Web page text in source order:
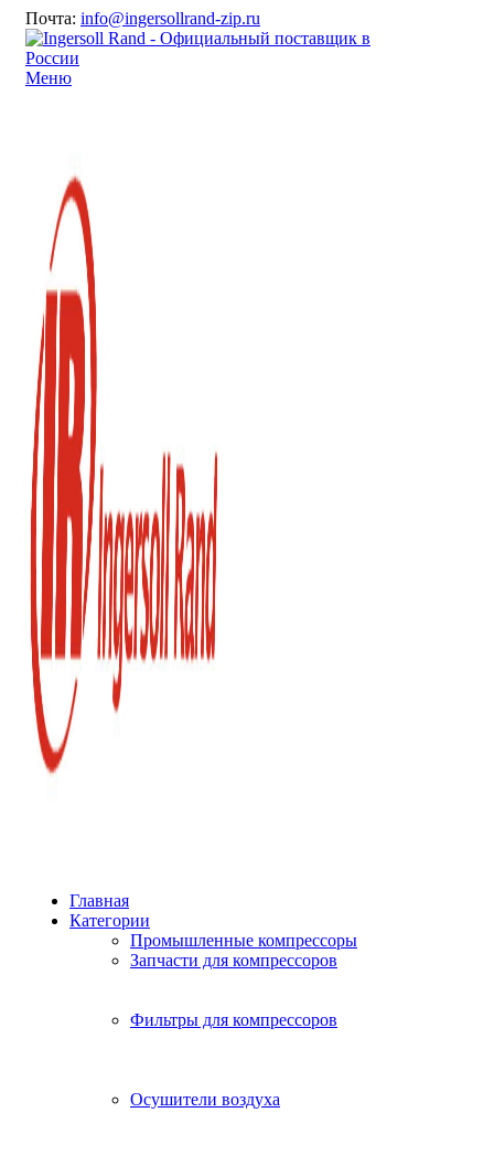
Почта: info@ingersollrand-zip.ru
Меню
Главная
Категории
Промышленные компрессоры
Запчасти для компрессоров
Фильтры для компрессоров
Осушители воздуха